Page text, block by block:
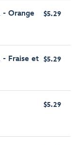
- Orange
$5.29
- Fraise et $5.29
$5.29